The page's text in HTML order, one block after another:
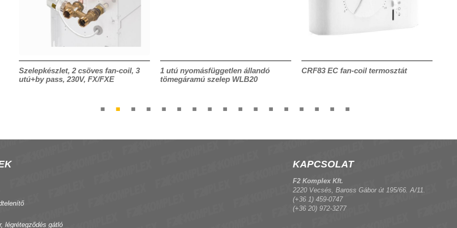
Szelepkészlet, 2 csöves fan-coil, 3
utú+by pass, 230V, FX/FXE
1 utú nyomásfüggetlen állandó
tömegáramú szelep WLB20
CRF83 EC fan-coil termosztát
légrétegződés gátló
KAPCSOLAT
F2 Komplex Kft.
2220 Vecsés, Baross Gábor út 195/66. A/11.
(+36 1) 459-0747
(+36 20) 972-3277